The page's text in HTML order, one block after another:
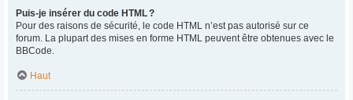
Puis-je insérer du code HTML ?
Pour des raisons de sécurité, le code HTML n’est pas autorisé sur ce
forum. La plupart des mises en forme HTML peuvent être obtenues avec le
BBCode.
Haut